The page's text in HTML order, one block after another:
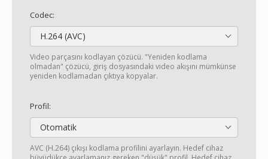
Codec:
H.264 (AVC)
Video parçasını kodlayan çözücü. "Yeniden kodlama
olmadan" çözücü, giriş dosyasındaki video akışını mümkünse
yeniden kodlamadan çıktıya kopyalar.
Profil:
Otomatik
AVC (H.264) çıkışı kodlama profilini ayarlayın. Hedef cihaz